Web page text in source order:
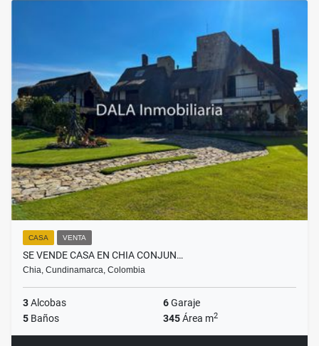
CASA VENTA
SE VENDE CASA EN CHIA CONJUN…
Chia, Cundinamarca, Colombia
3Alcobas 6Garaje
5 Baños 345Área m2